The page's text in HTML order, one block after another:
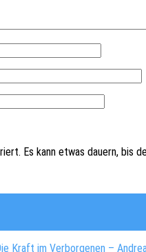
Es kann etwas dauern, bis
Kraft im Verborgenen –